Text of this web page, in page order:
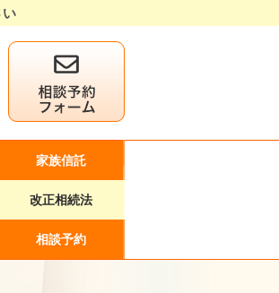
い
家族信託
改正相続法
相談予約